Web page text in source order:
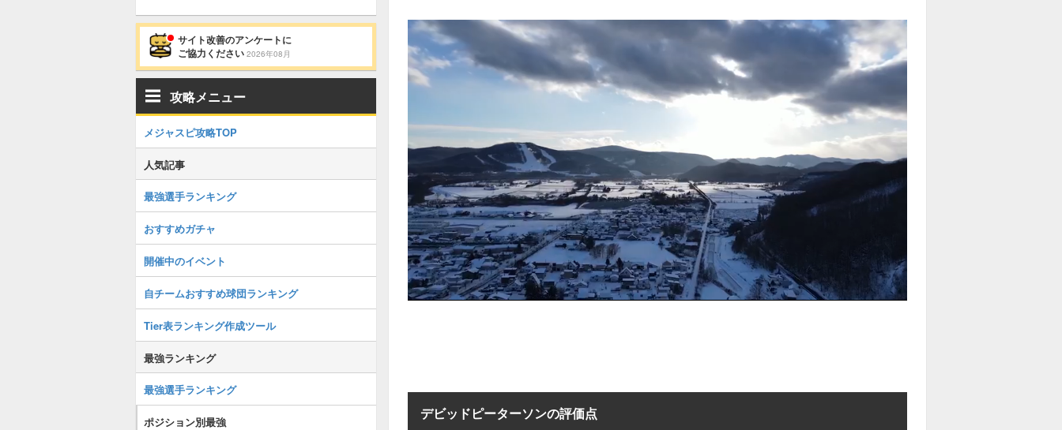
デビッドピーターソンの評価点
サイト改善のアンケートに
ご協力ください 2026年08月
攻略メニュー
メジャスピ攻略TOP
人気記事
最強選手ランキング
おすすめガチャ
開催中のイベント
自チームおすすめ球団ランキング
Tier表ランキング作成ツール
最強ランキング
最強選手ランキング
ポジション別最強